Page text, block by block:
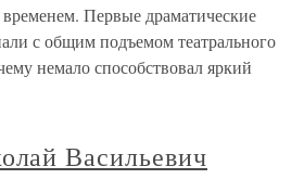
Первые драматические
с общим подъемом театрального
немало способствовал яркий
Васильевич